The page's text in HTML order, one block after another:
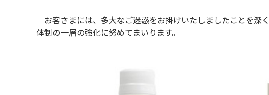
お客さまには、多大なご迷惑をお掛けいたしましたことを深
体制の一層の強化に努めてまいります。